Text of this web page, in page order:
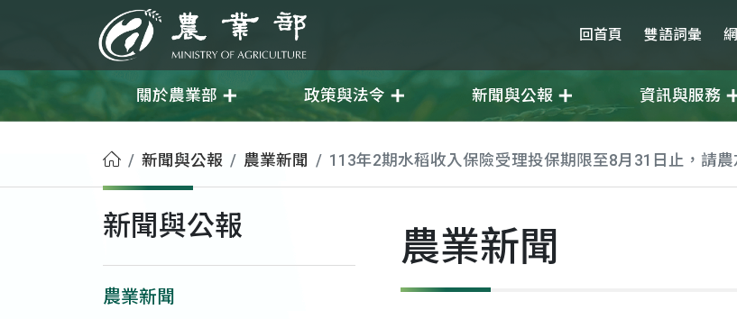
農業部 回首頁 雙語詞彙
關於農業部 政策與法令 新聞與公報 資訊與服務
首頁新聞與公報 農業新聞 113年2期水稻收入保險受理投保期限至8月31日止，請
新聞與公報
農業新聞
農業新聞